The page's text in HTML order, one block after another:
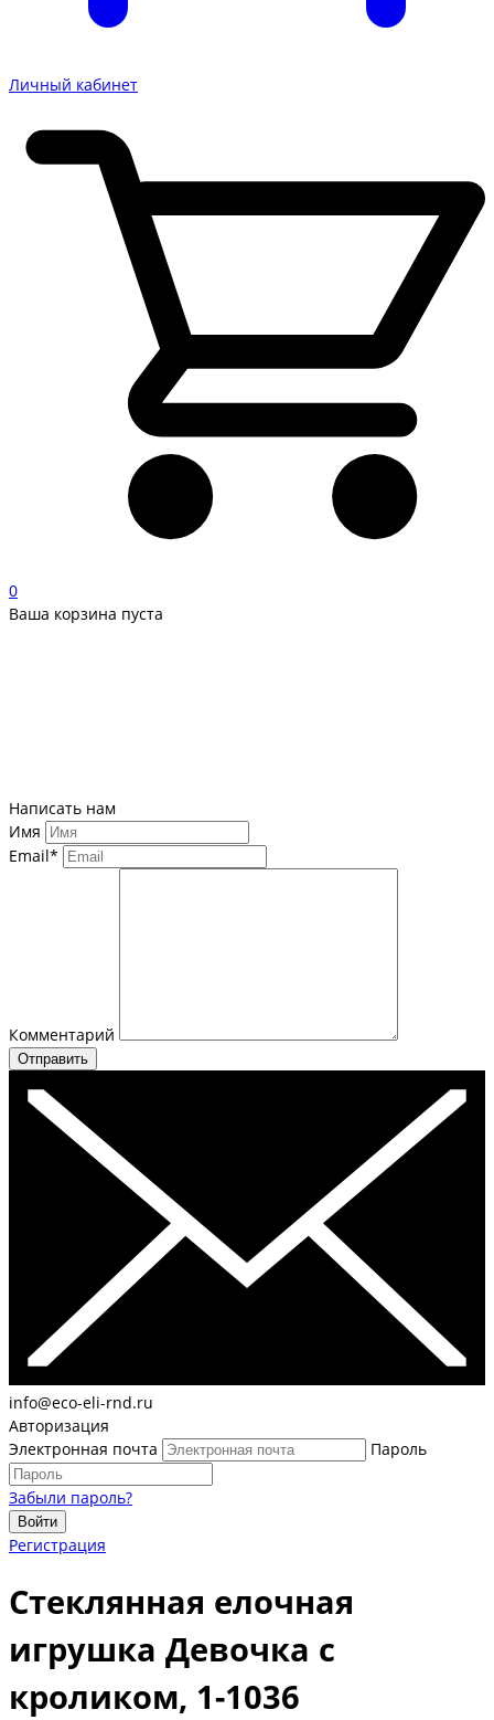
Личный кабинет
0
Ваша корзина пуста
Написать нам
Имя
Email*
Комментарий
Отправить
info@eco-eli-rnd.ru
Авторизация
Электронная почта
Пароль
Забыли пароль?
Войти
Регистрация
Стеклянная елочная
игрушка Девочка с
кроликом, 1-1036